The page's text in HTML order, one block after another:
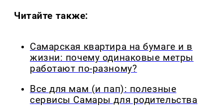
Читайте также:
Самарская квартира на бумаге и в
жизни: почему одинаковые метры
работают по-разному?
Все для мам (и пап): полезные
сервисы Самары для родительства